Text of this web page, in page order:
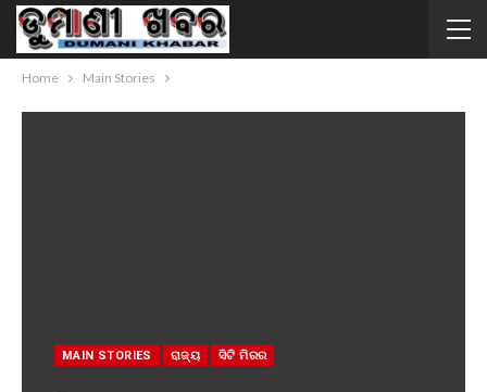
Home Main Stories
MAIN STORIES ରାଜ୍ୟ ସିଟି ମିରର